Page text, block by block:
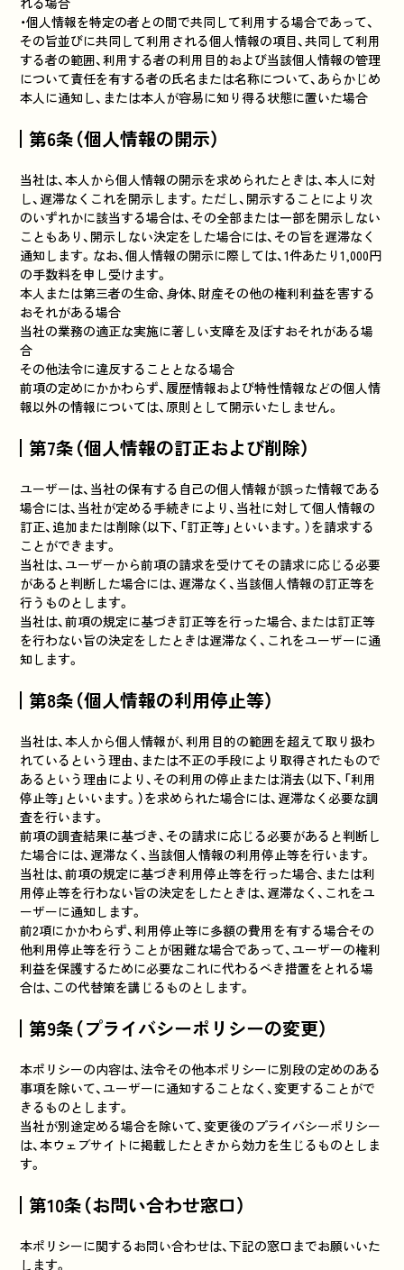
・個人情報を特定の者との間で共同して利用する場合であって、
その旨並びに共同して利用される個人情報の項目、共同して利用
する者の範囲、利用する者の利用目的および当該個人情報の管理
について責任を有する者の氏名または名称について、あらかじめ
本人に通知し、または本人が容易に知り得る状態に置いた場合
第6条（個人情報の開示）
当社は、本人から個人情報の開示を求められたときは、本人に対
し、遅滞なくこれを開示します。ただし、開示することにより次
のいずれかに該当する場合は、その全部または一部を開示しない
こともあり、開示しない決定をした場合には、その旨を遅滞なく
通知します。なお、個人情報の開示に際しては、1件あたり1,000円
の手数料を申し受けます。
本人または第三者の生命、身体、財産その他の権利利益を害する
おそれがある場合
当社の業務の適正な実施に著しい支障を及ぼすおそれがある場
合
その他法令に違反することとなる場合
前項の定めにかかわらず、履歴情報および特性情報などの個人情
報以外の情報については、原則として開示いたしません。
第7条（個人情報の訂正および削除）
ユーザーは、当社の保有する自己の個人情報が誤った情報である
場合には、当社が定める手続きにより、当社に対して個人情報の
訂正、追加または削除（以下、「訂正等」といいます。）を請求する
ことができます。
当社は、ユーザーから前項の請求を受けてその請求に応じる必要
があると判断した場合には、遅滞なく、当該個人情報の訂正等を
行うものとします。
当社は、前項の規定に基づき訂正等を行った場合、または訂正等
を行わない旨の決定をしたときは遅滞なく、これをユーザーに通
知します。
第8条（個人情報の利用停止等）
当社は、本人から個人情報が、利用目的の範囲を超えて取り扱わ
れているという理由、または不正の手段により取得されたもので
あるという理由により、その利用の停止または消去（以下、「利用
停止等」といいます。）を求められた場合には、遅滞なく必要な調
査を行います。
前項の調査結果に基づき、その請求に応じる必要があると判断し
た場合には、遅滞なく、当該個人情報の利用停止等を行います。
当社は、前項の規定に基づき利用停止等を行った場合、または利
用停止等を行わない旨の決定をしたときは、遅滞なく、これをユ
ーザーに通知します。
前2項にかかわらず、利用停止等に多額の費用を有する場合その
他利用停止等を行うことが困難な場合であって、ユーザーの権利
利益を保護するために必要なこれに代わるべき措置をとれる場
合は、この代替策を講じるものとします。
第9条（プライバシーポリシーの変更）
本ポリシーの内容は、法令その他本ポリシーに別段の定めのある
事項を除いて、ユーザーに通知することなく、変更することがで
きるものとします。
当社が別途定める場合を除いて、変更後のプライバシーポリシー
は、本ウェブサイトに掲載したときから効力を生じるものとしま
す。
第10条（お問い合わせ窓口）
本ポリシーに関するお問い合わせは、下記の窓口までお願いいた
します。